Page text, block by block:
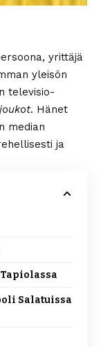
yrittäjä
yleisön
televisio-
. Hänet
median
ja
Salatuissa